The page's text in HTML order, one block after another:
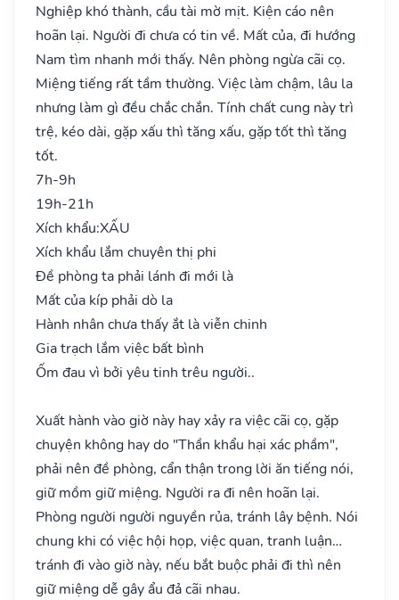
Nghiệp khó thành, cầu tài mờ mịt. Kiện cáo nên
hoãn lại. Người đi chưa có tin về. Mất của, đi hướng
Nam tìm nhanh mới thấy. Nên phòng ngừa cãi cọ.
Miệng tiếng rất tầm thường. Việc làm chậm, lâu la
nhưng làm gì đều chắc chắn. Tính chất cung này trì
trệ, kéo dài, gặp xấu thì tăng xấu, gặp tốt thì tăng
tốt.
7h-9h
19h-21h
Xích khẩu:XẤU
Xích khẩu lắm chuyên thị phi
Đề phòng ta phải lánh đi mới là
Mất của kíp phải dò la
Hành nhân chưa thấy ắt là viễn chinh
Gia trạch lắm việc bất bình
Ốm đau vì bởi yêu tinh trêu người..
Xuất hành vào giờ này hay xảy ra việc cãi cọ, gặp
chuyện không hay do "Thần khẩu hại xác phầm",
phải nên đề phòng, cẩn thận trong lời ăn tiếng nói,
giữ mồm giữ miệng. Người ra đi nên hoãn lại.
Phòng người người nguyền rủa, tránh lây bệnh. Nói
chung khi có việc hội họp, việc quan, tranh luận…
tránh đi vào giờ này, nếu bắt buộc phải đi thì nên
giữ miệng dễ gây ẩu đả cãi nhau.